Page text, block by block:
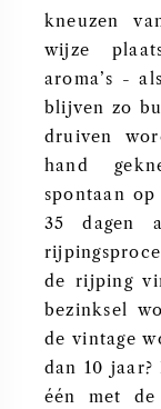
kneuzen
wijze
aroma’s -
blijven zo
druiven
hand
spontaan
35 dagen
de rijping
bezinksel
de vintage
dan 10
één met